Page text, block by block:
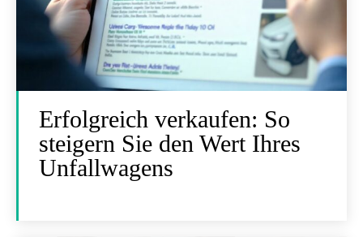
Erfolgreich verkaufen: So
steigern Sie den Wert Ihres
Unfallwagens